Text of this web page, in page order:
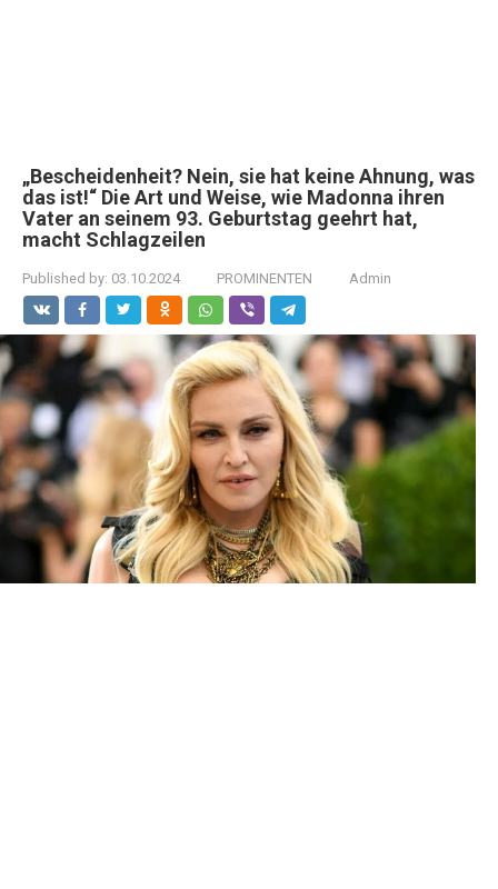
„Bescheidenheit? Nein, sie hat keine Ahnung, was
das ist!“ Die Art und Weise, wie Madonna ihren
Vater an seinem 93. Geburtstag geehrt hat,
macht Schlagzeilen
Published by: 03.10.2024 PROMINENTEN Admin